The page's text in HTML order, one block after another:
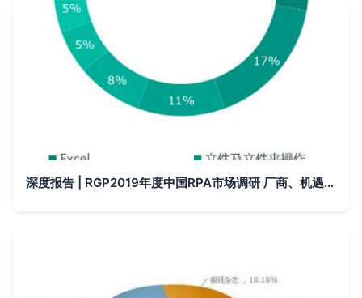
深度报告 | RGP2019年度中国RPA市场调研 厂商、机遇、规模、上升空间、市场反馈